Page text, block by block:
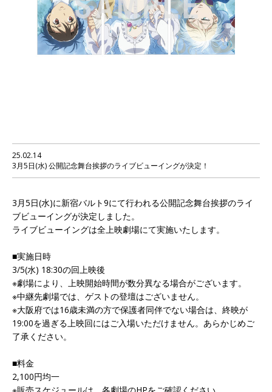
25.02.14
3月5日(水) 公開記念舞台挨拶のライブビューイングが決定！
3月5日(水)に新宿バルト9にて行われる公開記念舞台挨拶のライ
ブビューイングが決定しました。
ライブビューイングは全上映劇場にて実施いたします。
■実施日時
3/5(水) 18:30の回上映後
※劇場により、上映開始時間が数分異なる場合がございます。
※中継先劇場では、ゲストの登壇はございません。
※大阪府では16歳未満の方で保護者同伴でない場合は、終映が
19:00を過ぎる上映回にはご入場いただけません。あらかじめご
了承ください。
■料金
2,100円均一
※販売スケジュールは、各劇場のHPをご確認ください。